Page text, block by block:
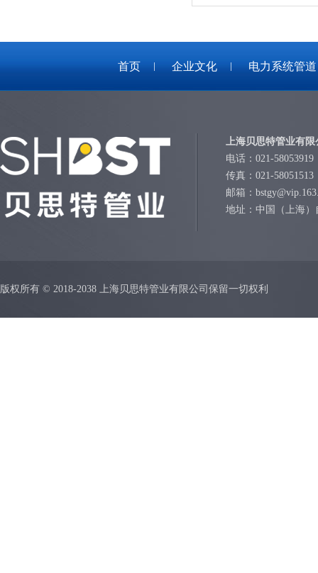
首页 企业文化 电力系统管道
上海贝思特管业有
电话：021-58053919
传真：021-58051513
邮箱：
地址：中国（上海
版权所有 © 2018-2038 上海贝思特管业有限公司保留一切权利